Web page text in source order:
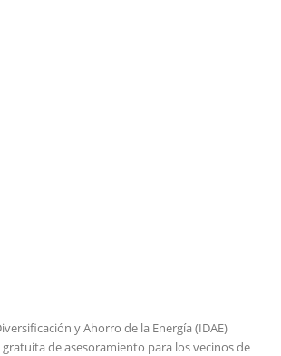
y Ahorro de la Energía (IDAE)
de asesoramiento para los vecinos de